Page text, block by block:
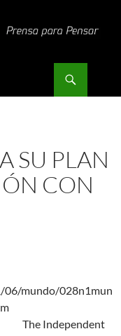
SU PLAN
CON
06/mundo/028n1mun